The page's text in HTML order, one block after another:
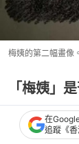
梅姨的第二幅畫像。
「梅姨」
2020年，
紹，根據張
在
追蹤《香